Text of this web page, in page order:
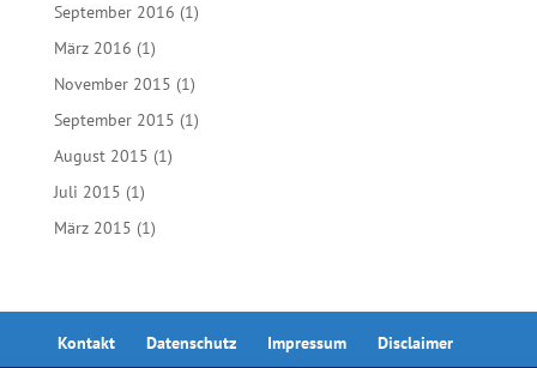
September 2016 (1)
März 2016 (1)
November 2015 (1)
September 2015 (1)
August 2015 (1)
Juli 2015 (1)
März 2015 (1)
Kontakt Datenschutz Impressum Disclaimer